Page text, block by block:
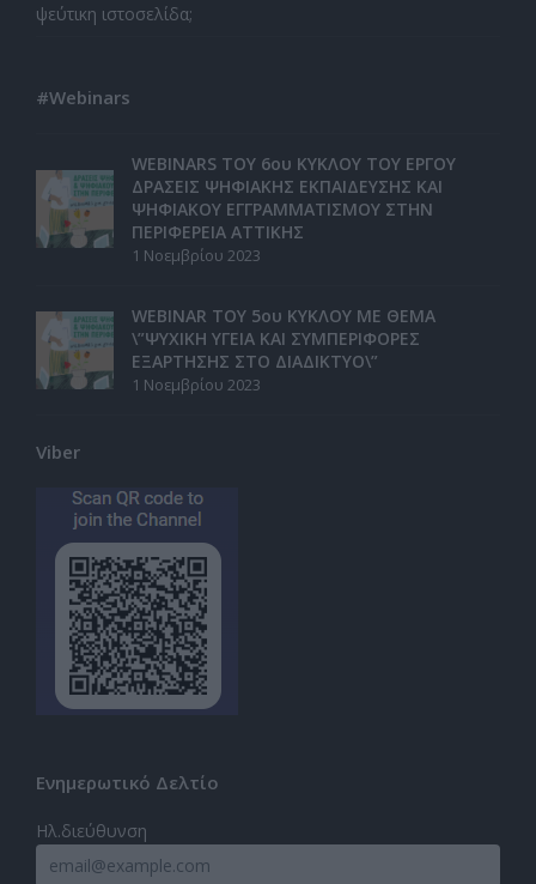
ψεύτικη ιστοσελίδα;
#Webinars
WEBINARS ΤΟΥ 6ου ΚΥΚΛΟΥ ΤΟΥ ΕΡΓΟΥ
ΔΡΑΣΕΙΣ ΨΗΦΙΑΚΗΣ ΕΚΠΑΙΔΕΥΣΗΣ ΚΑΙ
ΨΗΦΙΑΚΟΥ ΕΓΓΡΑΜΜΑΤΙΣΜΟΥ ΣΤΗΝ
ΠΕΡΙΦΕΡΕΙΑ ΑΤΤΙΚΗΣ
1 Νοεμβρίου 2023
WEBINAR ΤΟΥ 5ου ΚΥΚΛΟΥ ΜΕ ΘΕΜΑ
\”ΨΥΧΙΚΗ ΥΓΕΙΑ ΚΑΙ ΣΥΜΠΕΡΙΦΟΡΕΣ
ΕΞΑΡΤΗΣΗΣ ΣΤΟ ΔΙΑΔΙΚΤΥΟ\”
1 Νοεμβρίου 2023
Viber
Ενημερωτικό Δελτίο
Ηλ.διεύθυνση